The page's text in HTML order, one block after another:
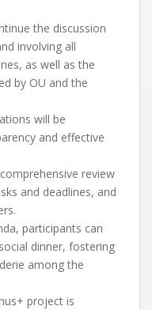
the discussion
involving all
as well as the
by OU and the
will be
and effective
review
and deadlines, and
participants can
dinner, fostering
among the
project is